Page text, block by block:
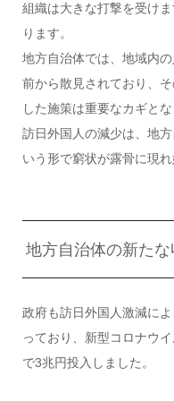
組織は大きな打撃を受け
ります。
地方自治体では、地域内
前から散見されており、
した施策は重要なカギと
訪日外国人の減少は、地
いう形で窮状が露骨に現れ
地方自治体の新た
政府も訪日外国人激減に
っており、新型コロナウ
で3兆円投入しました。